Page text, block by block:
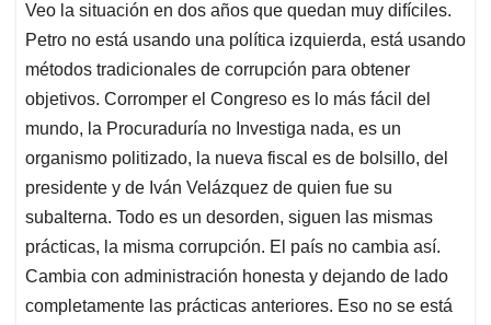
Veo la situación en dos años que quedan muy difíciles.
Petro no está usando una política izquierda, está usando
métodos tradicionales de corrupción para obtener
objetivos. Corromper el Congreso es lo más fácil del
mundo, la Procuraduría no Investiga nada, es un
organismo politizado, la nueva fiscal es de bolsillo, del
presidente y de Iván Velázquez de quien fue su
subalterna. Todo es un desorden, siguen las mismas
prácticas, la misma corrupción. El país no cambia así.
Cambia con administración honesta y dejando de lado
completamente las prácticas anteriores. Eso no se está